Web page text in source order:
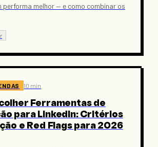
performa melhor — e como combinar os
10 min
Ferramentas de
para LinkedIn: Critérios
e Red Flags para 2026